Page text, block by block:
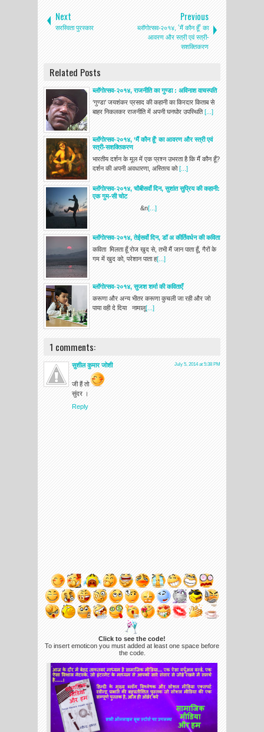
Next
सरस्विता पुरस्कार
Previous
ब्लॉगोत्सव-२०१४, ‘मैं कौन हूँ’ का
आवरण और स्त्री एवं स्त्री-
सशक्तिकरण
Related Posts
ब्लॉगोत्सव-२०१४, राजनीति का गुण्‍डा : अविनाश वाचस्‍पति
‘गुण्‍डा’ जयशंकर प्रसाद की कहानी का किरदार किताब से
बाहर निकलकर राजनीति में अपनी घनघोर उपस्थिति[...]
ब्लॉगोत्सव-२०१४, ‘मैं कौन हूँ’ का आवरण और स्त्री एवं
स्त्री-सशक्तिकरण
भारतीय दर्शन के मूल में एक प्रश्न उभरता है कि मैं कौन हूँ?
दर्शन की अपनी अवधारणा, अस्तित्व को[...]
ब्लॉगोत्सव-२०१४, चौबीसवाँ दिन, सुशांत सुप्रिय की कहानी:
एक गुम-सी चोट
&n[...]
ब्लॉगोत्सव-२०१४, तेईसवाँ दिन, डॉ अ कीर्तिवर्धन की कविता
कविता मिलता हूँ रोज खुद से, तभी मैं जान पाता हूँ, गैरों के
गम में खुद को, परेशान पाता ह[...]
ब्लॉगोत्सव-२०१४, सुजश शर्मा की कविताएँ
करूणा और अन्य भीतर करूणा कुचली जा रही और जो
पाया वही दे दिया नामालू[...]
1 comments:
सुशील कुमार जोशी July 5, 2014 at 5:38 PM
जी हैं तो
सुंदर ।
Reply
Click to see the code!
To insert emoticon you must added at least one space before
the code.